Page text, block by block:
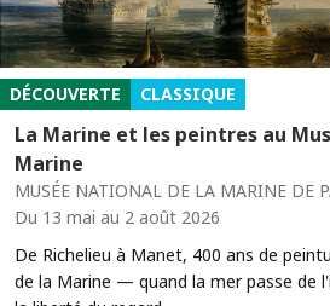
DÉCOUVERTE CLASSIQUE
La Marine et les peintres au
Marine
MUSÉE NATIONAL DE LA MARINE DE
Du 13 mai au 2 août 2026
De Richelieu à Manet, 400 ans de
de la Marine — quand la mer passe de